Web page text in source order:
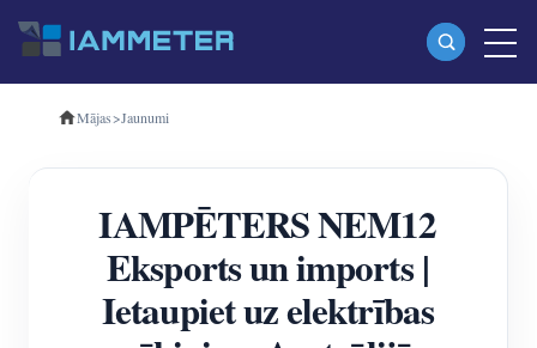
Produkti
Trīsfāzu Wi-Fi enerģijas mērītājs (WEM3080T)
Trīsfāzu Wi-Fi enerģijas mērītājs (WEM3046T)
Trīsfāzu Wi-Fi enerģijas mērītājs (WEM3050T)
Mājas>Jaunumi
IAMPĒTERS NEM12
Eksports un imports |
Ietaupiet uz elektrības